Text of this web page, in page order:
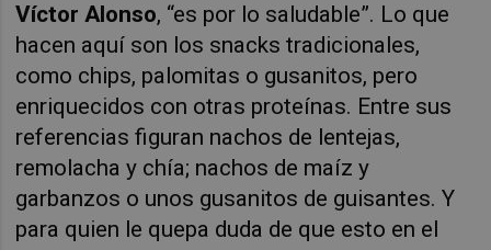
Víctor Alonso, “es por lo saludable”. Lo que
hacen aquí son los snacks tradicionales,
como chips, palomitas o gusanitos, pero
enriquecidos con otras proteínas. Entre sus
referencias figuran nachos de lentejas,
remolacha y chía; nachos de maíz y
garbanzos o unos gusanitos de guisantes. Y
para quien le quepa duda de que esto en el